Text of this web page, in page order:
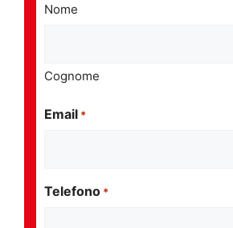
Nome
Cognome
Email *
Telefono *